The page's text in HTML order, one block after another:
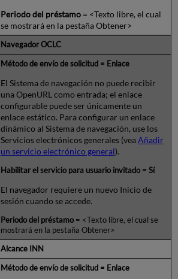
Periodo del préstamo= <Texto libre, el cual
se mostrará en la pestaña Obtener>
Navegador OCLC
Método de envío de solicitud = Enlace
El Sistema de navegación no puede recibir
una OpenURL como entrada; el enlace
configurable puede ser únicamente un
enlace estático. Para configurar un enlace
dinámico al Sistema de navegación, use los
Servicios electrónicos generales (vea Añadir
un servicio electrónico general).
Habilitar el servicio para usuario invitado = Sí
El navegador requiere un nuevo Inicio de
sesión cuando se accede.
Periodo del préstamo= <Texto libre, el cual se
mostrará en la pestaña Obtener>
Alcance INN
Método de envío de solicitud = Enlace